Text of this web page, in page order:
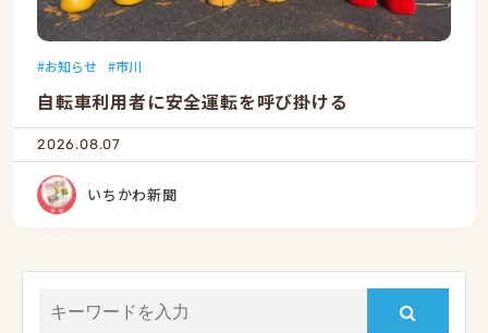
お知らせ 市川
自転車利用者に安全運転を呼び掛ける
2026.08.07
いちかわ新聞